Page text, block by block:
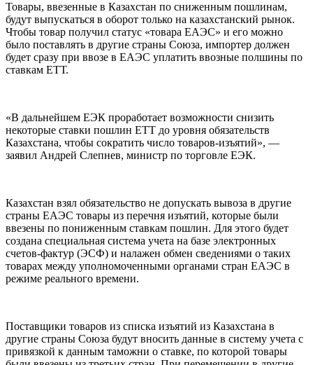
Товары, ввезенные в Казахстан по сниженным пошлинам,
будут выпускаться в оборот только на казахстанский рынок.
Чтобы товар получил статус «товара ЕАЭС» и его можно
было поставлять в другие страны Союза, импортер должен
будет сразу при ввозе в ЕАЭС уплатить ввозные полшины по
ставкам ЕТТ.
«В дальнейшем ЕЭК проработает возможности снизить
некоторые ставки пошлин ЕТТ до уровня обязательств
Казахстана, чтобы сократить число товаров-изъятий», —
заявил Андрей Слепнев, министр по торговле ЕЭК.
Казахстан взял обязательство не допускать вывоза в другие
страны ЕАЭС товары из перечня изъятий, которые были
ввезены по пониженным ставкам пошлин. Для этого будет
создана специальная система учета на базе электронных
счетов-фактур (ЭСФ) и налажен обмен сведениями о таких
товарах между уполномоченными органами стран ЕАЭС в
режиме реального времени.
Поставщики товаров из списка изъятий из Казахстана в
другие страны Союза будут вносить данные в систему учета с
привязкой к данным таможни о ставке, по которой товары